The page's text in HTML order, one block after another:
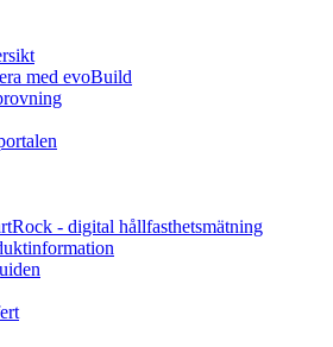
med evoBuild
- digital hållfasthetsmätning